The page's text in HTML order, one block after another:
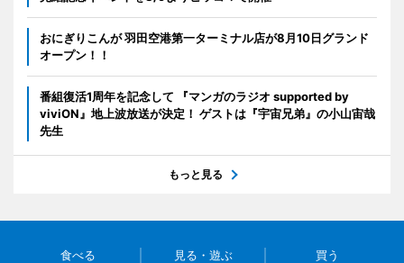
おにぎりこんが 羽田空港第一ターミナル店が8月10日グランド
オープン！！
番組復活1周年を記念して 『マンガのラジオ supported by
viviON』地上波放送が決定！ ゲストは『宇宙兄弟』の小山宙哉
先生
もっと見る
食べる 見る・遊ぶ 買う